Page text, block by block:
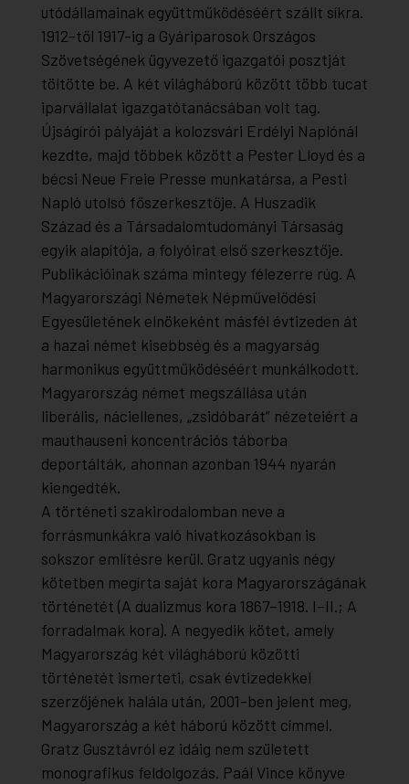
utódállamainak együttműködéséért szállt síkra.
1912-től 1917-ig a Gyáriparosok Országos
Szövetségének ügyvezető igazgatói posztját
töltötte be. A két világháború között több tucat
iparvállalat igazgatótanácsában volt tag.
Újságírói pályáját a kolozsvári Erdélyi Naplónál
kezdte, majd többek között a Pester Lloyd és a
bécsi Neue Freie Presse munkatársa, a Pesti
Napló utolsó főszerkesztője. A Huszadik
Század és a Társadalomtudományi Társaság
egyik alapítója, a folyóirat első szerkesztője.
Publikációinak száma mintegy félezerre rúg. A
Magyarországi Németek Népművelődési
Egyesületének elnökeként másfél évtizeden át
a hazai német kisebbség és a magyarság
harmonikus együttműködéséért munkálkodott.
Magyarország német megszállása után
liberális, náciellenes, „zsidóbarát” nézeteiért a
mauthauseni koncentrációs táborba
deportálták, ahonnan azonban 1944 nyarán
kiengedték.
A történeti szakirodalomban neve a
forrásmunkákra való hivatkozásokban is
sokszor említésre kerül. Gratz ugyanis négy
kötetben megírta saját kora Magyarországának
történetét (A dualizmus kora 1867–1918. I–II.; A
forradalmak kora). A negyedik kötet, amely
Magyarország két világháború közötti
történetét ismerteti, csak évtizedekkel
szerzőjének halála után, 2001-ben jelent meg,
Magyarország a két háború között címmel.
Gratz Gusztávról ez idáig nem született
monografikus feldolgozás. Paál Vince könyve